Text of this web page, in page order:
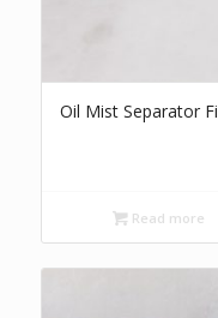
Oil Mist Separator
Read more